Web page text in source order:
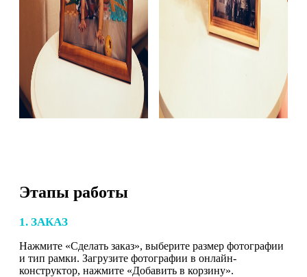
Этапы работы
1. ЗАКАЗ
Нажмите «Сделать заказ», выберите размер фотографии
и тип рамки. Загрузите фотографии в онлайн-
конструктор, нажмите «Добавить в корзину».